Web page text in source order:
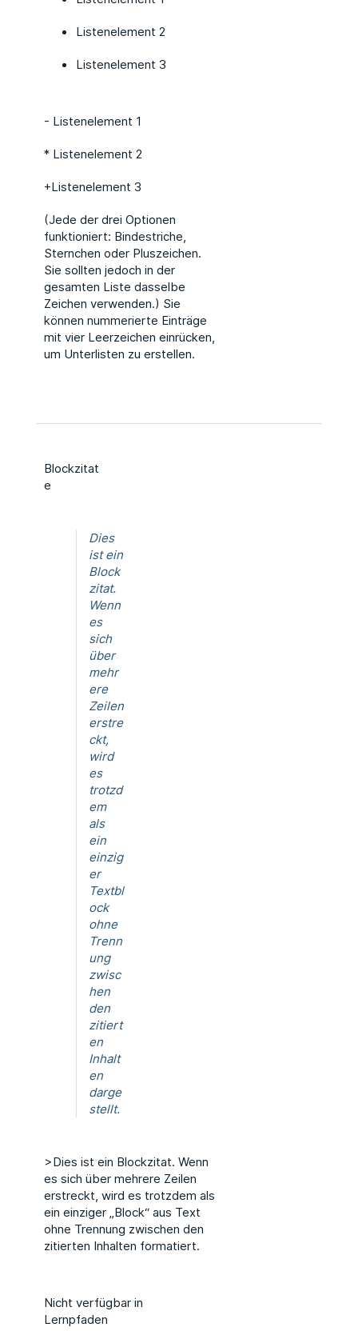
Listenelement 2
Listenelement 3
- Listenelement 1
* Listenelement 2
+Listenelement 3
(Jede der drei Optionen
funktioniert: Bindestriche,
Sternchen oder Pluszeichen.
Sie sollten jedoch in der
gesamten Liste dasselbe
Zeichen verwenden.) Sie
können nummerierte Einträge
mit vier Leerzeichen einrücken,
um Unterlisten zu erstellen.
Blockzitat
e
Dies
ist ein
Block
zitat.
Wenn
es
sich
über
mehr
ere
Zeilen
erstre
ckt,
wird
es
trotzd
em
als
ein
einzig
er
Textbl
ock
ohne
Trenn
ung
zwisc
hen
den
zitiert
en
Inhalt
en
darge
stellt.
>Dies ist ein Blockzitat. Wenn
es sich über mehrere Zeilen
erstreckt, wird es trotzdem als
ein einziger „Block“ aus Text
ohne Trennung zwischen den
zitierten Inhalten formatiert.
Nicht verfügbar in
Lernpfaden